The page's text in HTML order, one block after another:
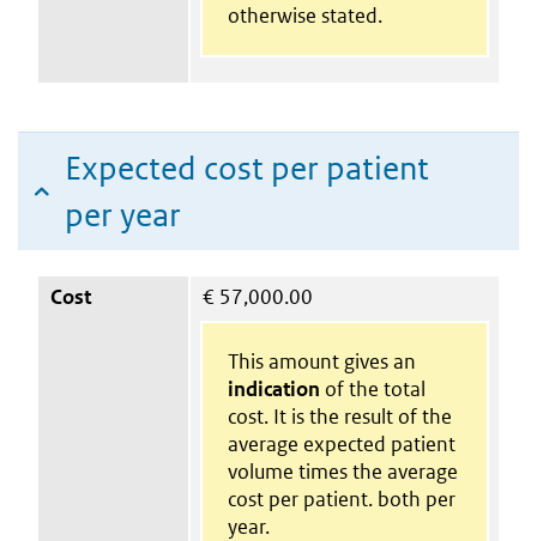
otherwise stated.
Expected cost per patient
per year
Cost € 57,000.00
This amount gives an
indication of the total
cost. It is the result of the
average expected patient
volume times the average
cost per patient. both per
year.